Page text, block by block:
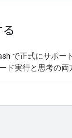
で正式にサポー
実行と思考の両